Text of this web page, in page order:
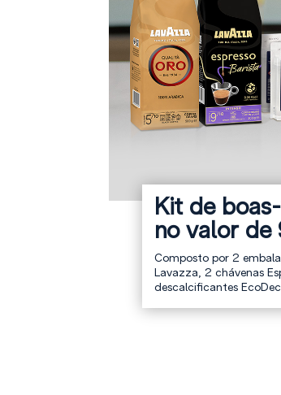
Kit de
no valor de
Composto por 2
Lavazza, 2 chávenas
descalcificantes